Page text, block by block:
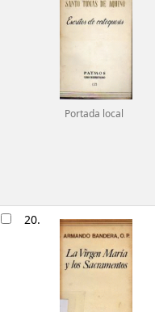
Portada local
20.